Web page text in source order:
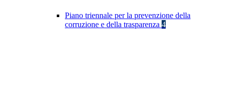
Piano triennale per la prevenzione della
corruzione e della trasparenza 4